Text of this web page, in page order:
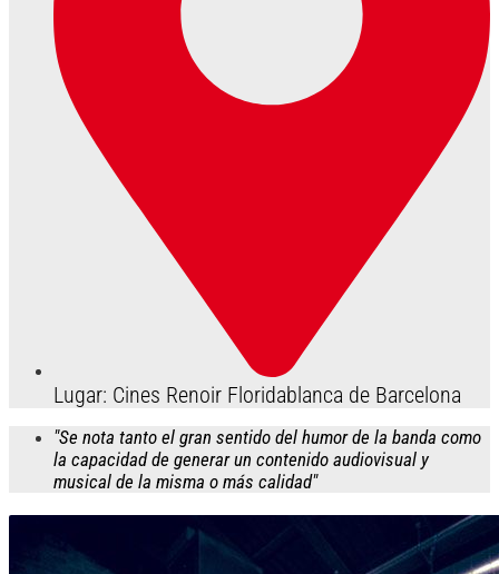
Lugar: Cines Renoir Floridablanca de Barcelona
"Se nota tanto el gran sentido del humor de la banda como
la capacidad de generar un contenido audiovisual y
musical de la misma o más calidad"